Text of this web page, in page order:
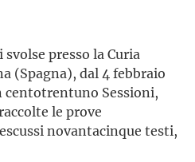
presso la Curia
(Spagna), dal 4 febbraio
centotrentuno Sessioni,
le prove
novantacinque testi,